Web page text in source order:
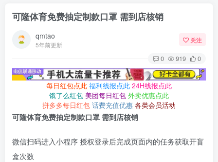
可隆体育免费抽定制款口罩 需到店核销
qmtao
5年前更新
关注
0 919 0
每日红包点此 福利线报点此 24H线报点此
饿了么红包 美团每日红包 外卖优惠点此
拼多多每日红包 话费充值优惠 各类会员活动
可隆体育免费抽定制款口罩 需到店核销
微信扫码进入小程序 授权登录后完成页面内的任务获取开盲
盒次数